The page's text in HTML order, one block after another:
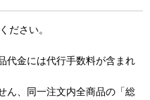
ださい。
代金には代行手数料が含まれ
ん、同一注文内全商品の「総